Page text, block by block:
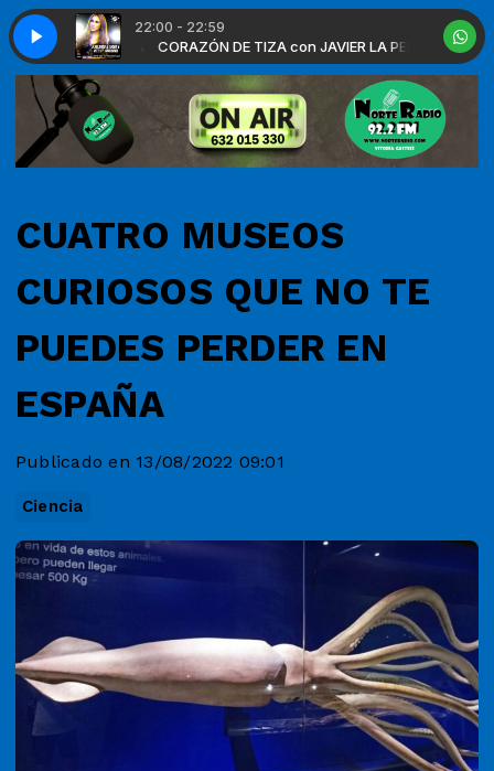
22:00 - 22:59
LA PEÑA CORAZÓN DE TIZA con JAVIER LA PEÑA
Vocal Mix) J Velarde, Luque & Vitti - Sundays At Heaven (Feat
CUATRO MUSEOS
CURIOSOS QUE NO TE
PUEDES PERDER EN
ESPAÑA
Publicado en 13/08/2022 09:01
Ciencia